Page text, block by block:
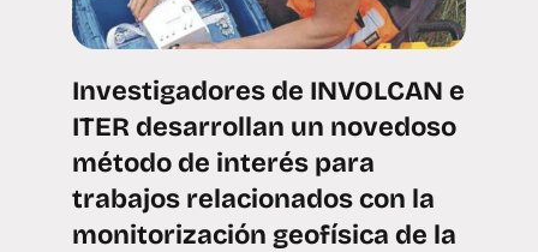
Investigadores de INVOLCAN e
ITER desarrollan un novedoso
método de interés para
trabajos relacionados con la
monitorización geofísica de la